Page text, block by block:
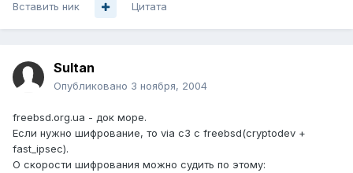
Вставить ник Цитата
Sultan
Опубликовано 3 ноября, 2004
freebsd.org.ua - док море.
Если нужно шифрование, то via c3 с freebsd(cryptodev +
fast_ipsec).
О скорости шифрования можно судить по этому: